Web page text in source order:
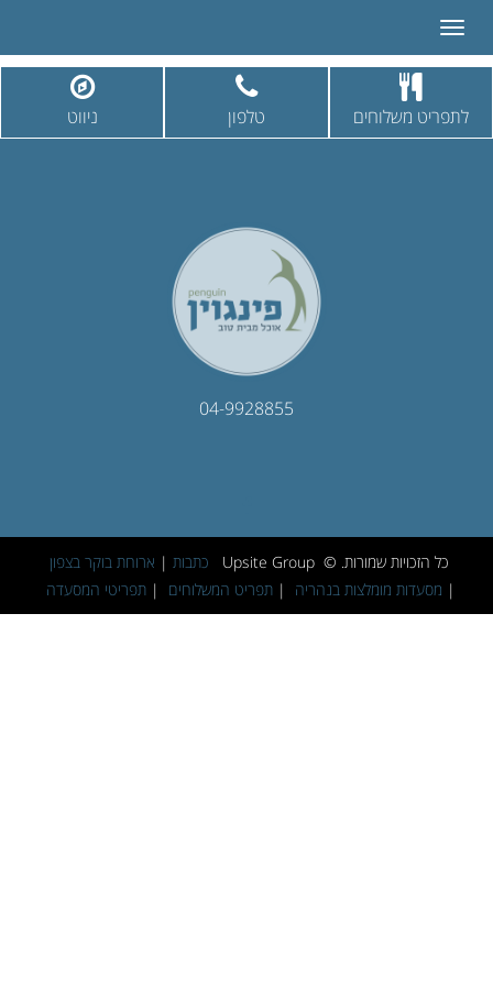
Toggle
navigation
לתפריט משלוחים טלפון ניווט
04-9928855
כל הזכויות שמורות. © Upsite Group כתבות | ארוחת בוקר בצפון
| מסעדות מומלצות בנהריה | תפריט המשלוחים | תפריטי המסעדה